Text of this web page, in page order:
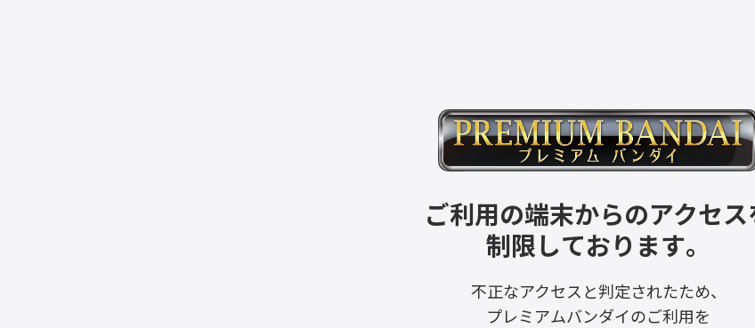
ご利用の端末からのアクセス
制限しております。
不正なアクセスと判定されたため、
プレミアムバンダイのご利用を